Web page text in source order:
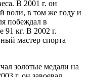
В 2001 г. он
воли, в том же году и
побеждал в
91 кг. В 2002 г.
мастер спорта
золотые медали на